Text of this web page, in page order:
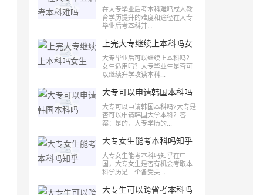
在大专毕业后考本科难吗成人教
育学历提升的难度和途径在大专
毕业后考本科并...
上完大专继续上本科吗女
生
大专毕业后可以继续上本科吗？
女生适用吗？大专毕业生是否可
以继续升学攻读本科...
大专可以申请韩国本科吗
大专可以申请韩国本科吗?大专是
否可以申请韩国大学本科？答
案：是的，大专学历的...
大专女生能考本科吗知乎
大专女生能考本科吗知乎在中
国，大专女生是否有机会考取本
科学历是一个备受关...
大专生可以跨省考本科吗